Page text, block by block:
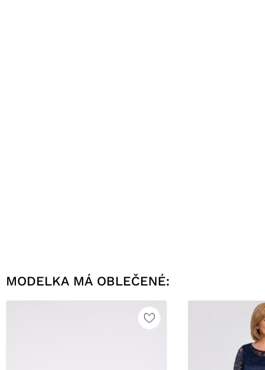
MODELKA MÁ OBLEČENÉ: